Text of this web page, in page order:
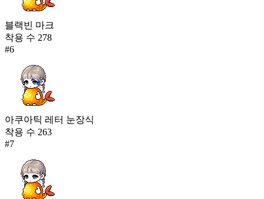
블랙빈 마크
착용 수 278
#6
아쿠아틱 레터 눈장식
착용 수 263
#7